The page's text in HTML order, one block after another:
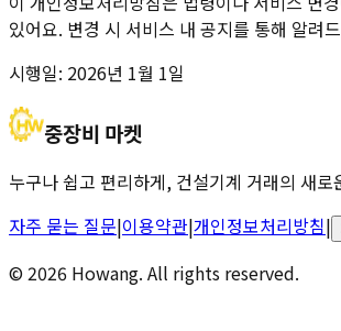
있어요. 변경 시 서비스 내 공지를 통해 알려
시행일: 2026년 1월 1일
중장비 마켓
누구나 쉽고 편리하게, 건설기계 거래의 새로
자주 묻는 질문|이용약관|개인정보처리방침|
© 2026 Howang. All rights reserved.